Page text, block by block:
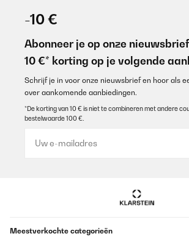
-10 €
Abonneer je op onze
10 €* korting op je volgende
Schrijf je in voor onze nieuwsbrief en hoor als
over aankomende aanbiedingen.
*De korting van 10 € is niet te combineren met andere
bestelwaarde 100 €.
Meestverkochte categorieën